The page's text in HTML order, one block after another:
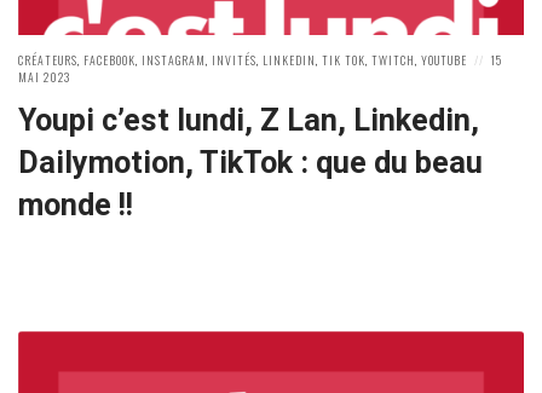
POSTED
IN:
CRÉATEURS, FACEBOOK, INSTAGRAM, INVITÉS, LINKEDIN,TIK TOK, TWITCH, YOUTUBE
POSTED
15
MAI 2023
Youpi c’est lundi, Z Lan, Linkedin,
Dailymotion, TikTok : que du beau
monde !!